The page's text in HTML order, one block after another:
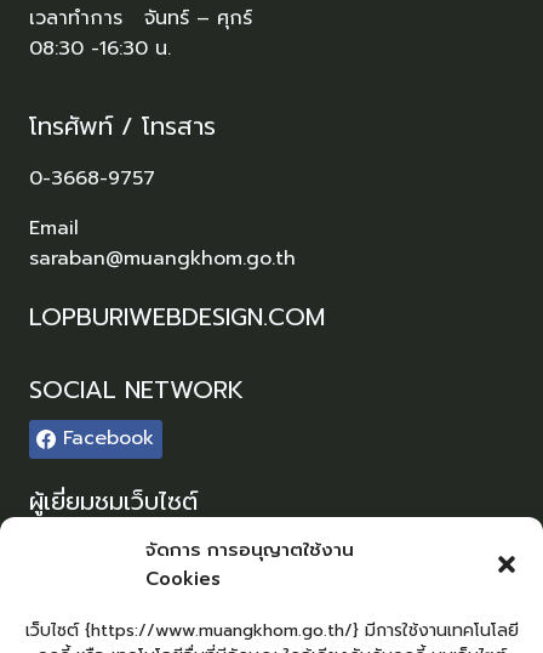
จัดการ การอนุญาตใช้งาน
Cookies
เว็บไซต์ {https://www.muangkhom.go.th/} มีการใช้งานเทคโนโลยี
เวลาทำการ จันทร์ – ศุกร์
08:30 -16:30 น.
โทรศัพท์ / โทรสาร
0-3668-9757
Email
saraban@muangkhom.go.th
LOPBURIWEBDESIGN.COM
SOCIAL NETWORK
Facebook
ผู้เยี่ยมชมเว็บไซต์
0
แผนผังเว็บไซต์